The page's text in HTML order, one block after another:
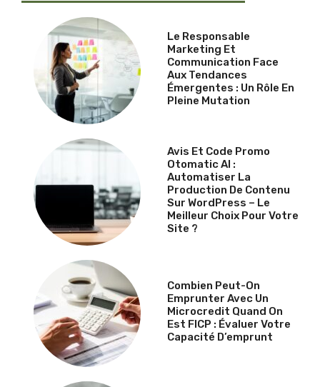
Le Responsable
Marketing Et
Communication Face
Aux Tendances
Émergentes : Un Rôle En
Pleine Mutation
Avis Et Code Promo
Otomatic AI :
Automatiser La
Production De Contenu
Sur WordPress – Le
Meilleur Choix Pour Votre
Site ?
Combien Peut-On
Emprunter Avec Un
Microcredit Quand On
Est FICP : Évaluer Votre
Capacité D’emprunt